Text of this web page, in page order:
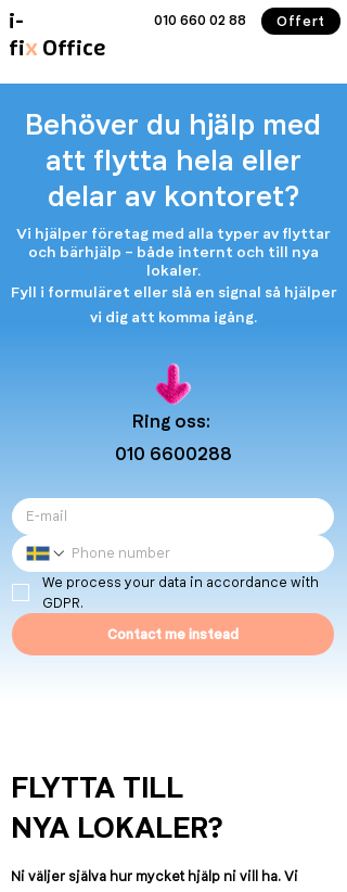
i-
fix Office
010 660 02 88 Offert
Behöver du hjälp med
att flytta hela eller
delar av kontoret?
Vi hjälper företag med alla typer av flyttar
och bärhjälp – både internt och till nya
lokaler.
Fyll i formuläret eller slå en signal så hjälper
vi dig att komma igång.
Ring oss:
010 6600288
We process your data in accordance with
GDPR.
Contact me instead
FLYTTA TILL
NYA LOKALER?
Ni väljer själva hur mycket hjälp ni vill ha. Vi